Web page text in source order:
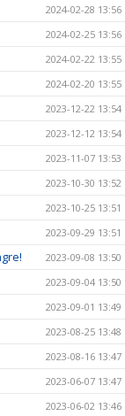
2024-02-28 13:56
2024-02-25 13:56
2024-02-22 13:55
2024-02-20 13:55
2023-12-22 13:54
2023-12-12 13:54
2023-11-07 13:53
2023-10-30 13:52
2023-10-25 13:51
2023-09-29 13:51
2023-09-08 13:50
2023-09-04 13:50
2023-09-01 13:49
2023-08-25 13:48
2023-08-16 13:47
2023-06-07 13:47
2023-06-02 13:46